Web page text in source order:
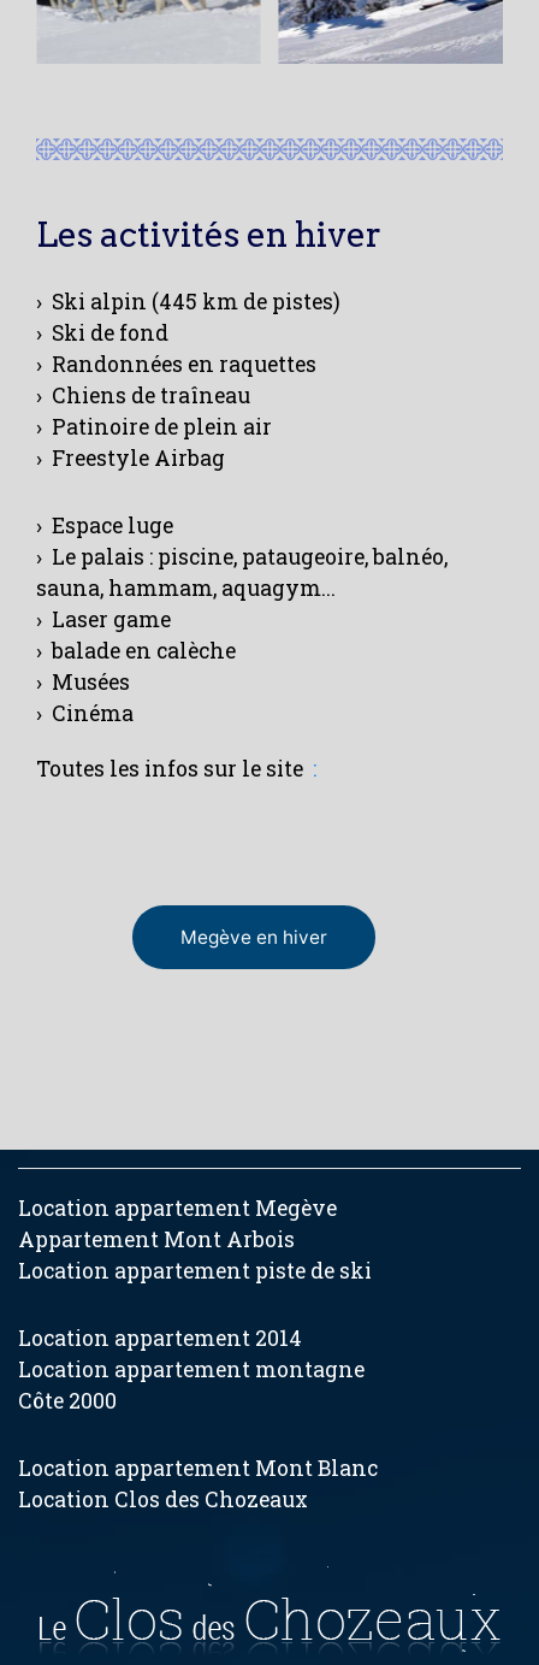
Les activités en hiver
› Ski alpin (445 km de pistes)
› Ski de fond
› Randonnées en raquettes
› Chiens de traîneau
› Patinoire de plein air
› Freestyle Airbag
› Espace luge
› Le palais : piscine, pataugeoire, balnéo,
sauna, hammam, aquagym...
› Laser game
› balade en calèche
› Musées
› Cinéma
Toutes les infos sur le site :
Megève en hiver
Location appartement Megève
Appartement Mont Arbois
Location appartement piste de ski
Location appartement 2014
Location appartement montagne
Côte 2000
Location appartement Mont Blanc
Location Clos des Chozeaux